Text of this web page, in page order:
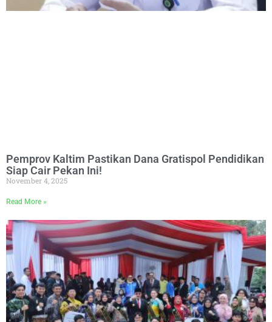
Pemprov Kaltim Pastikan Dana Gratispol Pendidikan
Siap Cair Pekan Ini!
November 4, 2025
Read More »